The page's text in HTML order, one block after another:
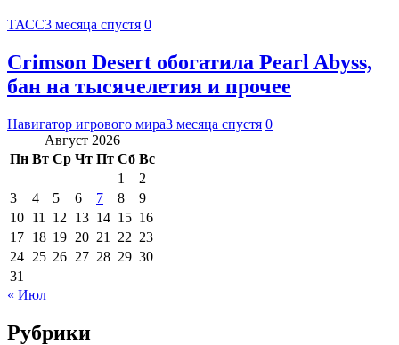
ТАСС3 месяца спустя 0
Crimson Desert обогатила Pearl Abyss,
бан на тысячелетия и прочее
Навигатор игрового мира3 месяца спустя 0
Август 2026
Пн Вт Ср Чт Пт Сб Вс
1
2
3
4 5 6 7 8
9
10 11 12 13 14 15 16
17 18 19 20 21 22 23
24 25 26 27 28 29 30
31
« Июл
Рубрики